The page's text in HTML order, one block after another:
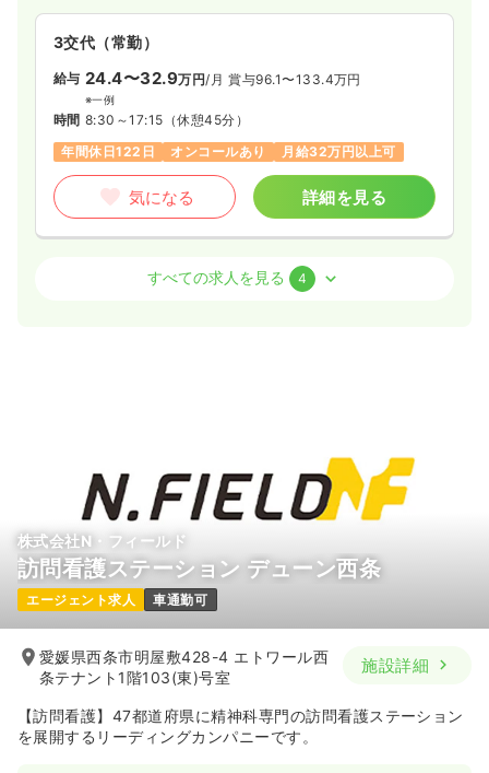
3交代（常勤）
給与 24.4〜32.9万円/月 賞与96.1〜133.4万円
※一例
時間 8:30～17:15 （休憩45分）
年間休日122日
オンコールあり 月給32万円以上可
気になる 詳細を見る
気になる 詳細を見る
介護・福祉系 正・准看護師
日勤のみ（パート）
給与 時給1,600円
日祝休み
時給1,300円以上可
すべての求人を見る 4
株式会社N・フィールド
訪問看護ステーション デューン西条
エージェント求人 車通勤可
愛媛県西条市明屋敷428-4 エトワール西
条テナント1階103(東)号室
施設詳細
【訪問看護】47都道府県に精神科専門の訪問看護ステーション
を展開するリーディングカンパニーです。